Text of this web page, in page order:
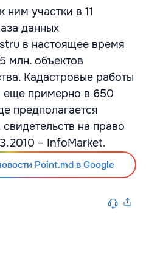
участки в 11
данных
в настоящее время
млн. объектов
Кадастровые работы
еще примерно в 650
предполагается
на право
– InfoMarket.
Point.md в Google